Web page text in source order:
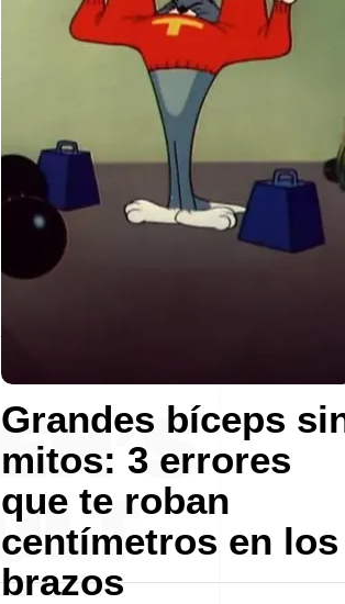
Grandes bíceps
mitos: 3 errores
que te roban
centímetros en los
brazos